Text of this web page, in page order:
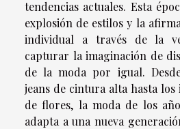
tendencias actuales. Esta
explosión de estilos y la
individual a través de la
capturar la imaginación de
de la moda por igual.
jeans de cintura alta hasta los
de flores, la moda de los
adapta a una nueva